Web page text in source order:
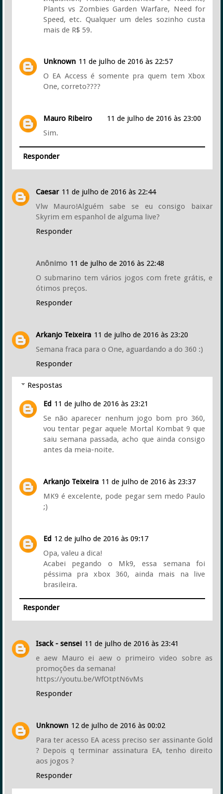
Plants vs Zombies Garden Warfare, Need for
Speed, etc. Qualquer um deles sozinho custa
mais de R$ 59.
Unknown 11 de julho de 2016 às 22:57
O EA Access é somente pra quem tem Xbox
One, correto????
Mauro Ribeiro
11 de julho de 2016 às 23:00
Sim.
Responder
Caesar 11 de julho de 2016 às 22:44
Vlw Mauro!Alguém sabe se eu consigo baixar
Skyrim em espanhol de alguma live?
Responder
Anônimo 11 de julho de 2016 às 22:48
O submarino tem vários jogos com frete grátis, e
ótimos preços.
Responder
Arkanjo Teixeira 11 de julho de 2016 às 23:20
Semana fraca para o One, aguardando a do 360 :)
Responder
Respostas
Ed 11 de julho de 2016 às 23:21
Se não aparecer nenhum jogo bom pro 360,
vou tentar pegar aquele Mortal Kombat 9 que
saiu semana passada, acho que ainda consigo
antes da meia-noite.
Arkanjo Teixeira 11 de julho de 2016 às 23:37
MK9 é excelente, pode pegar sem medo Paulo
;)
Ed 12 de julho de 2016 às 09:17
Opa, valeu a dica!
Acabei pegando o Mk9, essa semana foi
péssima pra xbox 360, ainda mais na live
brasileira.
Responder
Isack - sensei 11 de julho de 2016 às 23:41
e aew Mauro ei aew o primeiro video sobre as
promoções da semana!
https://youtu.be/WfOtptN6vMs
Responder
Unknown 12 de julho de 2016 às 00:02
Para ter acesso EA acess preciso ser assinante Gold
? Depois q terminar assinatura EA, tenho direito
aos jogos ?
Responder